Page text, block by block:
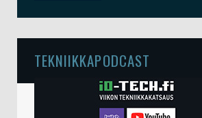
TEKNIIKKAPODCAST